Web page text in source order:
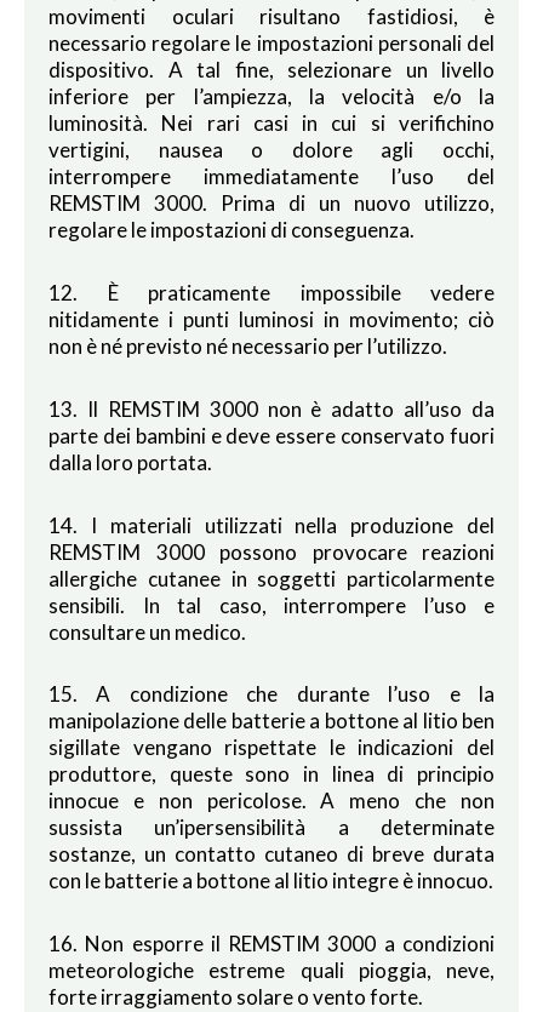
movimenti oculari risultano fastidiosi, è
necessario regolare le impostazioni personali del
dispositivo. A tal fine, selezionare un livello
inferiore per l’ampiezza, la velocità e/o la
luminosità. Nei rari casi in cui si verifichino
vertigini, nausea o dolore agli occhi,
interrompere immediatamente l’uso del
REMSTIM 3000. Prima di un nuovo utilizzo,
regolare le impostazioni di conseguenza.
12. È praticamente impossibile vedere
nitidamente i punti luminosi in movimento; ciò
non è né previsto né necessario per l’utilizzo.
13. Il REMSTIM 3000 non è adatto all’uso da
parte dei bambini e deve essere conservato fuori
dalla loro portata.
14. I materiali utilizzati nella produzione del
REMSTIM 3000 possono provocare reazioni
allergiche cutanee in soggetti particolarmente
sensibili. In tal caso, interrompere l’uso e
consultare un medico.
15. A condizione che durante l’uso e la
manipolazione delle batterie a bottone al litio ben
sigillate vengano rispettate le indicazioni del
produttore, queste sono in linea di principio
innocue e non pericolose. A meno che non
sussista un’ipersensibilità a determinate
sostanze, un contatto cutaneo di breve durata
con le batterie a bottone al litio integre è innocuo.
16. Non esporre il REMSTIM 3000 a condizioni
meteorologiche estreme quali pioggia, neve,
forte irraggiamento solare o vento forte.